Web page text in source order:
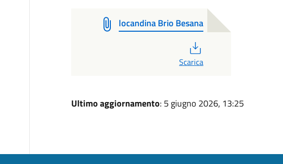
locandina Brio Besana
Scarica
Ultimo aggiornamento: 5 giugno 2026, 13:25